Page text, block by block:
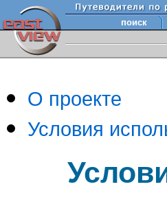
поиск
О проекте
Условия